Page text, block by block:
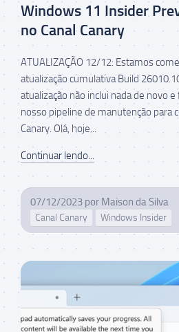
Windows 11 Insider
no Canal Canary
ATUALIZAÇÃO 12/12: Estamos
atualização cumulativa Build
atualização não inclui nada de novo
nosso pipeline de manutenção para
Canary. Olá, hoje...
Continuar lendo...
07/12/2023 por Maison da Silva
Canal Canary Windows Insider